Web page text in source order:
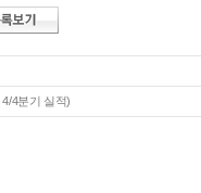
4/4분기 실적)